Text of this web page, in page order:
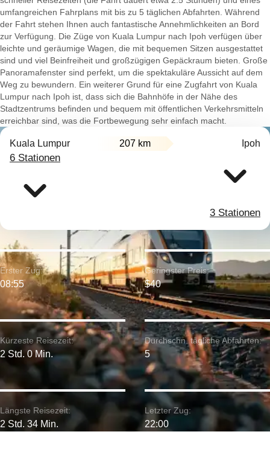
umfangreichen Fahrplans mit bis zu 5 täglichen Abfahrten. Während
der Fahrt stehen Ihnen auch fantastische Annehmlichkeiten an Bord
zur Verfügung. Die Züge von Kuala Lumpur nach Ipoh verfügen über
leichte und geräumige Wagen, die mit bequemen Sitzen ausgestattet
sind und viel Beinfreiheit und großzügigen Gepäckraum bieten. Große
Panoramafenster sind perfekt, um die spektakuläre Aussicht auf dem
Weg zu bewundern. Ein weiterer Grund für eine Zugfahrt von Kuala
Lumpur nach Ipoh ist, dass sich die Bahnhöfe in der Nähe des
Stadtzentrums befinden und bequem mit öffentlichen Verkehrsmitteln
erreichbar sind, was die Fortbewegung sehr einfach macht.
Kuala Lumpur 207 km Ipoh
6 Stationen
3 Stationen
Kürzeste Reisezeit:
2 Std. 0 Min.
Erster Zug:
08:55
Längste Reisezeit:
2 Std. 34 Min.
Geringster Preis:
$40
Durchschn. tägliche Abfahrten:
5
Letzter Zug:
22:00